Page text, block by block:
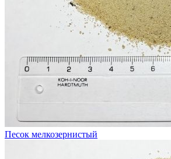
Песок мелкозернистый